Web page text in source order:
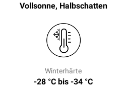
Vollsonne, Halbschatten
Winterhärte
-28 °C bis -34 °C